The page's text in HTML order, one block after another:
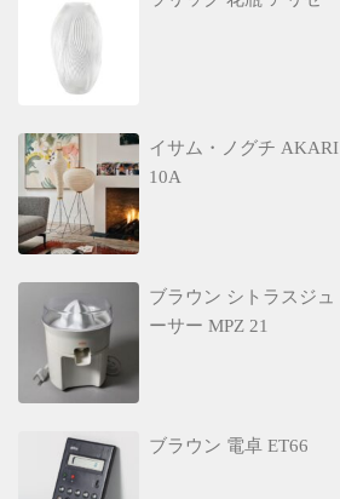
イサム・ノグチ AKARI
10A
ブラウン シトラスジュ
ーサー MPZ 21
ブラウン 電卓 ET66